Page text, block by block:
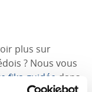
plus sur
? Nous vous
fika guidée dans